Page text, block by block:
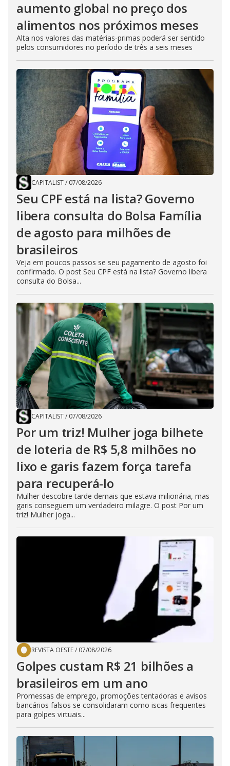
aumento global no preço dos
alimentos nos próximos meses
Alta nos valores das matérias-primas poderá ser sentido
pelos consumidores no período de três a seis meses
CAPITALIST/ 07/08/2026
Seu CPF está na lista? Governo
libera consulta do Bolsa Família
de agosto para milhões de
brasileiros
Veja em poucos passos se seu pagamento de agosto foi
confirmado. O post Seu CPF está na lista? Governo libera
consulta do Bolsa...
CAPITALIST/ 07/08/2026
Por um triz! Mulher joga bilhete
de loteria de R$ 5,8 milhões no
lixo e garis fazem força tarefa
para recuperá-lo
Mulher descobre tarde demais que estava milionária, mas
garis conseguem um verdadeiro milagre. O post Por um
triz! Mulher joga...
REVISTA OESTE/ 07/08/2026
Golpes custam R$ 21 bilhões a
brasileiros em um ano
Promessas de emprego, promoções tentadoras e avisos
bancários falsos se consolidaram como iscas frequentes
para golpes virtuais...